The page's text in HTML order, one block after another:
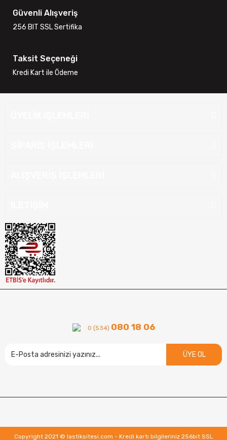
Güvenli Alışveriş
256 BIT SSL Sertifika
Taksit Seçeneği
Kredi Kart ile Ödeme
0 (534) 080 18 06
ÜYE OL
Copyright 2021 © lastiksitesi.com - Kredi kartı bilgileriniz 256bit SSL